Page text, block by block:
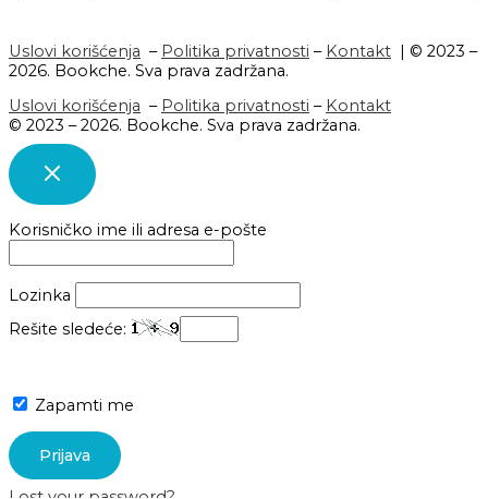
Uslovi korišćenja – Politika privatnosti – Kontakt | © 2023 –
2026. Bookche. Sva prava zadržana.
Uslovi korišćenja – Politika privatnosti – Kontakt
© 2023 – 2026. Bookche. Sva prava zadržana.
Korisničko ime ili adresa e-pošte
Lozinka
Rešite sledeće:
Zapamti me